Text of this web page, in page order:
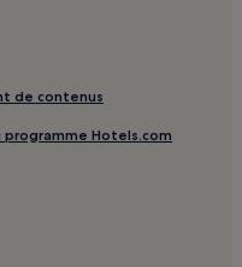
de contenus
Hotels.com